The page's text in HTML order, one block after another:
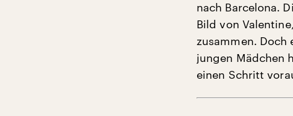
nach Barcelona.
Bild von
zusammen.
jungen Mädchen
einen Schritt